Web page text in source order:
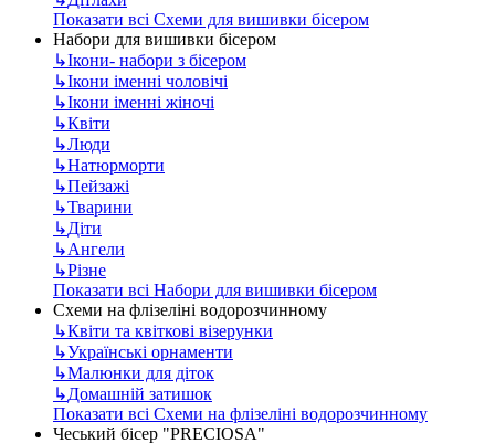
Показати всі Схеми для вишивки бісером
Набори для вишивки бісером
↳Ікони- набори з бісером
↳Ікони іменні чоловічі
↳Ікони іменні жіночі
↳Квіти
↳Люди
↳Натюрморти
↳Пейзажі
↳Тварини
↳Діти
↳Ангели
↳Різне
Показати всі Набори для вишивки бісером
Схеми на флізеліні водорозчинному
↳Квіти та квіткові візерунки
↳Українські орнаменти
↳Малюнки для діток
↳Домашній затишок
Показати всі Схеми на флізеліні водорозчинному
Чеський бісер "PRECIOSA"